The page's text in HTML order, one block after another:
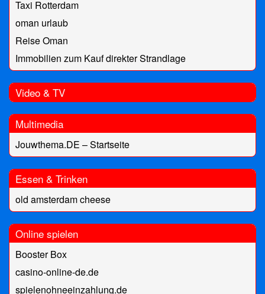
Taxi Rotterdam
oman urlaub
Reise Oman
Immobilien zum Kauf direkter Strandlage
Video & TV
Multimedia
Jouwthema.DE – Startseite
Essen & Trinken
old amsterdam cheese
Online spielen
Booster Box
casino-online-de.de
spielenohneeinzahlung.de